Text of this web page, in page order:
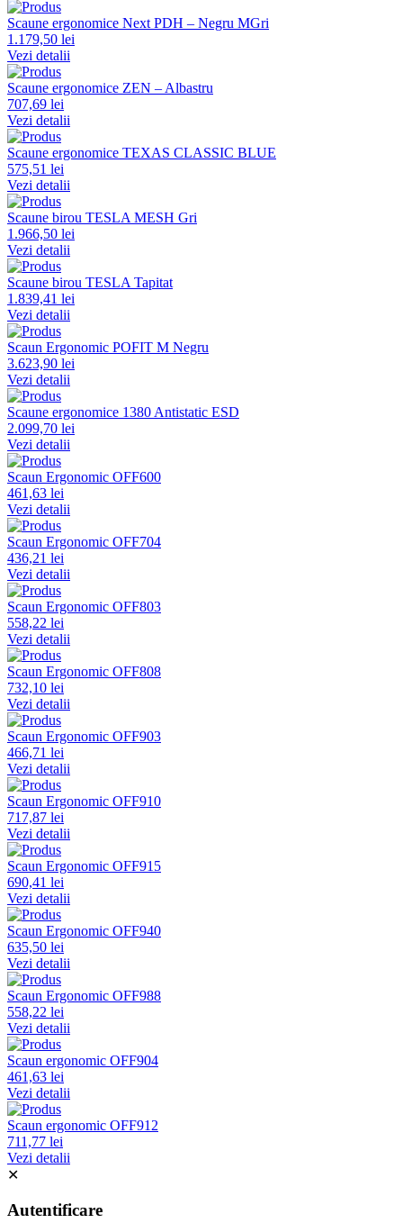
Scaune ergonomice Next PDH – Negru MGri
1.179,50 lei
Vezi detalii
Scaune ergonomice ZEN – Albastru
707,69 lei
Vezi detalii
Scaune ergonomice TEXAS CLASSIC BLUE
575,51 lei
Vezi detalii
Scaune birou TESLA MESH Gri
1.966,50 lei
Vezi detalii
Scaune birou TESLA Tapitat
1.839,41 lei
Vezi detalii
Scaun Ergonomic POFIT M Negru
3.623,90 lei
Vezi detalii
Scaune ergonomice 1380 Antistatic ESD
2.099,70 lei
Vezi detalii
Scaun Ergonomic OFF600
461,63 lei
Vezi detalii
Scaun Ergonomic OFF704
436,21 lei
Vezi detalii
Scaun Ergonomic OFF803
558,22 lei
Vezi detalii
Scaun Ergonomic OFF808
732,10 lei
Vezi detalii
Scaun Ergonomic OFF903
466,71 lei
Vezi detalii
Scaun Ergonomic OFF910
717,87 lei
Vezi detalii
Scaun Ergonomic OFF915
690,41 lei
Vezi detalii
Scaun Ergonomic OFF940
635,50 lei
Vezi detalii
Scaun Ergonomic OFF988
558,22 lei
Vezi detalii
Scaun ergonomic OFF904
461,63 lei
Vezi detalii
Scaun ergonomic OFF912
711,77 lei
Vezi detalii
✕
Autentificare